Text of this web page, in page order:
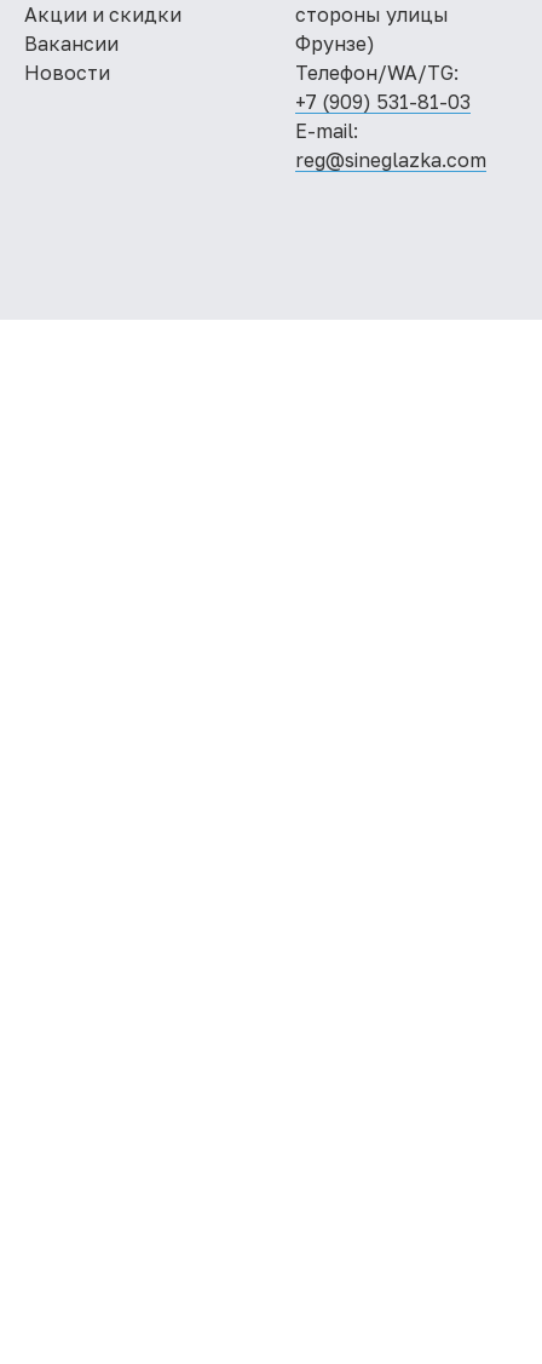
Акции и скидки
Вакансии
Новости
стороны улицы
Фрунзе)
Телефон/WA/TG:
+7 (909) 531-81-03
E-mail:
reg@sineglazka.com